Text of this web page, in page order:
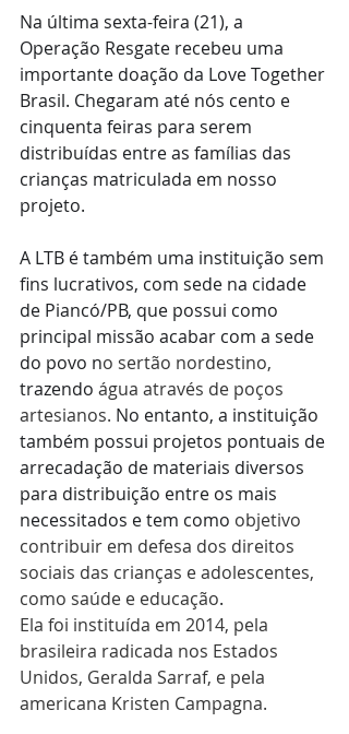
Na última sexta-feira (21), a
Operação Resgate recebeu uma
importante doação da Love Together
Brasil. Chegaram até nós cento e
cinquenta feiras para serem
distribuídas entre as famílias das
crianças matriculada em nosso
projeto.
A LTB é também uma instituição sem
fins lucrativos, com sede na cidade
de Piancó/PB, que possui como
principal missão acabar com a sede
do povo no sertão nordestino,
trazendo água através de poços
artesianos. No entanto, a instituição
também possui projetos pontuais de
arrecadação de materiais diversos
para distribuição entre os mais
necessitados e tem como objetivo
contribuir em defesa dos direitos
sociais das crianças e adolescentes,
como saúde e educação.
Ela foi instituída em 2014, pela
brasileira radicada nos Estados
Unidos, Geralda Sarraf, e pela
americana Kristen Campagna.